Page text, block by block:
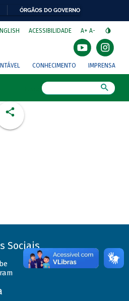
ÓRGÃOS DO GOVERNO
ACESSIBILIDADE A+ A-
CONHECIMENTO IMPRENSA
Sociais